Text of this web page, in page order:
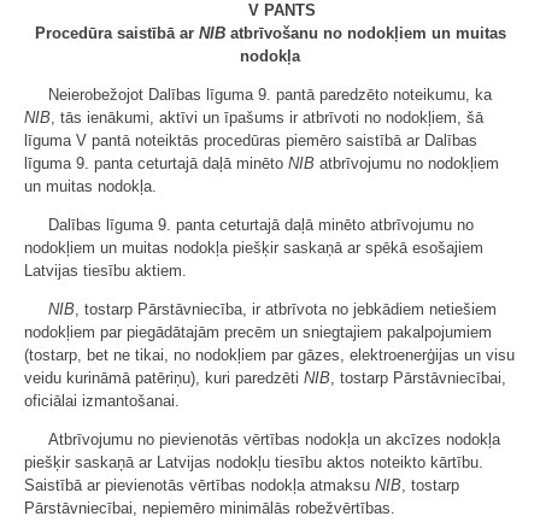
V PANTS
Procedūra saistībā ar NIBatbrīvošanu no nodokļiem un muitas
nodokļa
Neierobežojot Dalības līguma 9. pantā paredzēto noteikumu, ka
NIB, tās ienākumi, aktīvi un īpašums ir atbrīvoti no nodokļiem, šā
līguma V pantā noteiktās procedūras piemēro saistībā ar Dalības
līguma 9. panta ceturtajā daļā minēto NIB atbrīvojumu no nodokļiem
un muitas nodokļa.
Dalības līguma 9. panta ceturtajā daļā minēto atbrīvojumu no
nodokļiem un muitas nodokļa piešķir saskaņā ar spēkā esošajiem
Latvijas tiesību aktiem.
NIB, tostarp Pārstāvniecība, ir atbrīvota no jebkādiem netiešiem
nodokļiem par piegādātajām precēm un sniegtajiem pakalpojumiem
(tostarp, bet ne tikai, no nodokļiem par gāzes, elektroenerģijas un visu
veidu kurināmā patēriņu), kuri paredzēti NIB, tostarp Pārstāvniecībai,
oficiālai izmantošanai.
Atbrīvojumu no pievienotās vērtības nodokļa un akcīzes nodokļa
piešķir saskaņā ar Latvijas nodokļu tiesību aktos noteikto kārtību.
Saistībā ar pievienotās vērtības nodokļa atmaksu NIB, tostarp
Pārstāvniecībai, nepiemēro minimālās robežvērtības.